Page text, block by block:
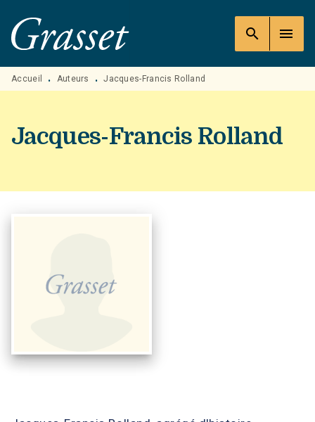
MENU RECHERCHE
PIED DE PAGE
search menu
Accueil • Auteurs • Jacques-Francis Rolland
Jacques-Francis Rolland